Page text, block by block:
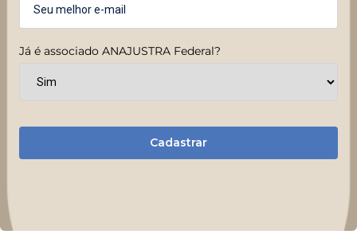
Já é associado ANAJUSTRA Federal?
Cadastrar